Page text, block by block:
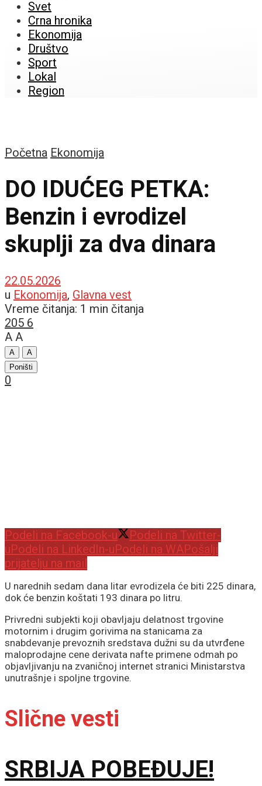
Svet
Crna hronika
Ekonomija
Društvo
Sport
Lokal
Region
Početna Ekonomija
DO IDUĆEG PETKA:
Benzin i evrodizel
skuplji za dva dinara
22.05.2026
u Ekonomija, Glavna vest
Vreme čitanja: 1 min čitanja
205 6
A A
A
A
Poništi
0
Podeli na Facebook-u
Podeli na Twitter-
uPodeli na LinkedIn-uPodeli na WAPošalji
prijatelju na mail
U narednih sedam dana litar evrodizela će biti 225 dinara,
dok će benzin koštati 193 dinara po litru.
Privredni subjekti koji obavljaju delatnost trgovine
motornim i drugim gorivima na stanicama za
snabdevanje prevoznih sredstava dužni su da utvrđene
maloprodajne cene derivata nafte primene odmah po
objavljivanju na zvaničnoj internet stranici Ministarstva
unutrašnje i spoljne trgovine.
Slične vesti
SRBIJA POBEĐUJE!